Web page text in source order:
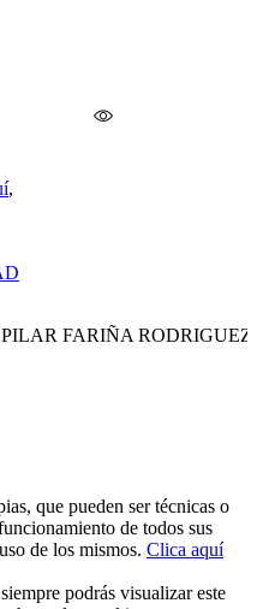
,
FARIÑA RODRIGUEZ.
que pueden ser técnicas o
de todos sus
de los mismos. Clica aquí
podrás visualizar este